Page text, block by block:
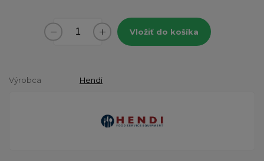
Vložiť do košíka
Výrobca Hendi